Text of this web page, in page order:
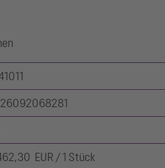
EUR / 1 Stück